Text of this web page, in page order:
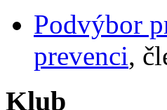
Podvýbor
prevenci,
Klub